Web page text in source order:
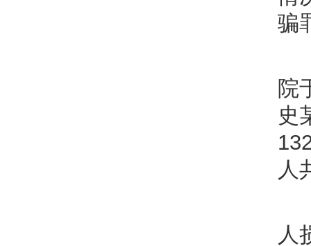
骗
院
史
人
人